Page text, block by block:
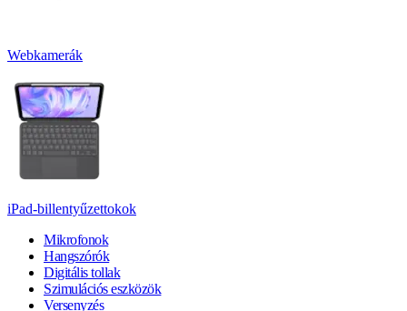
Webkamerák
iPad-billentyűzettokok
Mikrofonok
Hangszórók
Digitális tollak
Szimulációs eszközök
Versenyzés